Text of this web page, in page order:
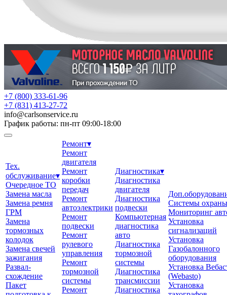
+7 (800) 333-61-96
+7 (831) 413-27-72
info@carlsonservice.ru
График работы: пн-пт 09:00-18:00
Тех.
обслуживание▾
Очередное ТО
Замена масла
Замена ремня
ГРМ
Замена
тормозных
колодок
Замена свечей
зажигания
Развал-
схождение
Пакет
Ремонт▾
Ремонт
двигателя
Ремонт
коробки
передач
Ремонт
автоэлектрики
Ремонт
подвески
Ремонт
рулевого
управления
Ремонт
тормозной
системы
Ремонт
Диагностика▾
Диагностика
двигателя
Диагностика
подвески
Компьютерная
диагностика
авто
Диагностика
тормозной
системы
Диагностика
трансмиссии
Диагностика
Системы охраны
Мониторинг
Установка
сигнализаций
Установка
Газобалонного
оборудования
Установка
(Webasto)
Установка